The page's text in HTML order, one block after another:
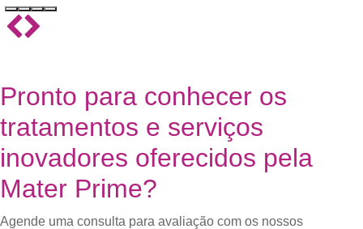
Pronto para conhecer os
tratamentos e serviços
inovadores oferecidos pela
Mater Prime?
Agende uma consulta para avaliação com os nossos